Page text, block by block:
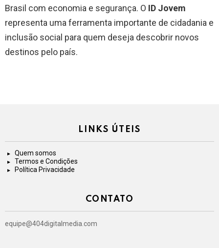
Brasil com economia e segurança. O ID Jovem
representa uma ferramenta importante de cidadania e
inclusão social para quem deseja descobrir novos
destinos pelo país.
LINKS ÚTEIS
Quem somos
Termos e Condições
Política Privacidade
CONTATO
equipe@404digitalmedia.com